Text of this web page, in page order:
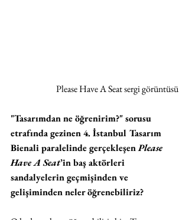
Please Have A Seat sergi görüntüsü
"Tasarımdan ne öğrenirim?" sorusu
etrafında gezinen 4. İstanbul Tasarım
Bienali paralelinde gerçekleşen Please
Have A Seat’in baş aktörleri
sandalyelerin geçmişinden ve
gelişiminden neler öğrenebiliriz?